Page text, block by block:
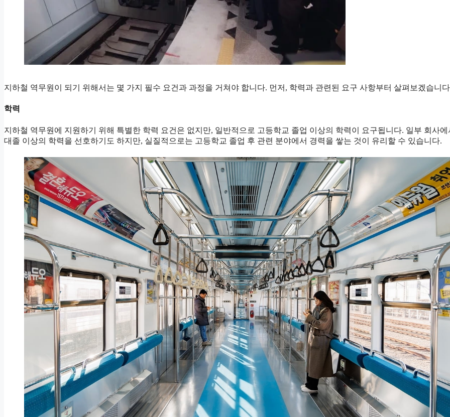
지하철 역무원이 되기 위해서는 몇 가지 필수 요건과 과정을 거쳐야 합니다. 먼저, 학력과 관련된 요구 사항부터 살펴보겠습니
학력
지하철 역무원에 지원하기 위해 특별한 학력 요건은 없지만, 일반적으로 고등학교 졸업 이상의 학력이 요구됩니다. 일부 회사에
대졸 이상의 학력을 선호하기도 하지만, 실질적으로는 고등학교 졸업 후 관련 분야에서 경력을 쌓는 것이 유리할 수 있습니다.